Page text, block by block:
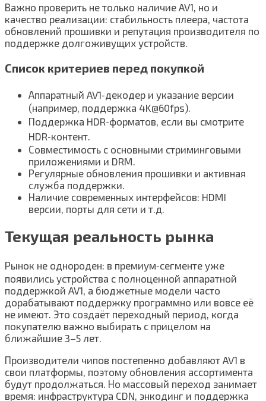
Важно проверить не только наличие AV1, но и
качество реализации: стабильность плеера, частота
обновлений прошивки и репутация производителя по
поддержке долгоживущих устройств.
Список критериев перед покупкой
Аппаратный AV1‑декодер и указание версии
(например, поддержка 4K@60fps).
Поддержка HDR‑форматов, если вы смотрите
HDR‑контент.
Совместимость с основными стриминговыми
приложениями и DRM.
Регулярные обновления прошивки и активная
служба поддержки.
Наличие современных интерфейсов: HDMI
версии, порты для сети и т.д.
Текущая реальность рынка
Рынок не однороден: в премиум‑сегменте уже
появились устройства с полноценной аппаратной
поддержкой AV1, а бюджетные модели часто
дорабатывают поддержку программно или вовсе её
не имеют. Это создаёт переходный период, когда
покупателю важно выбирать с прицелом на
ближайшие 3–5 лет.
Производители чипов постепенно добавляют AV1 в
свои платформы, поэтому обновления ассортимента
будут продолжаться. Но массовый переход занимает
время: инфраструктура CDN, энкодинг и поддержка